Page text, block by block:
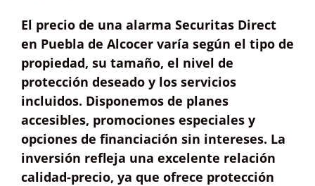
El precio de una alarma Securitas Direct
en Puebla de Alcocer varía según el tipo de
propiedad, su tamaño, el nivel de
protección deseado y los servicios
incluidos. Disponemos de planes
accesibles, promociones especiales y
opciones de financiación sin intereses. La
inversión refleja una excelente relación
calidad-precio, ya que ofrece protección